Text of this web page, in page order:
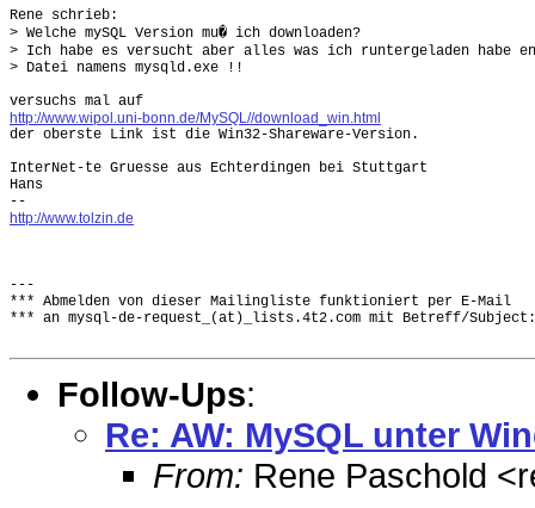
Rene schrieb:
> Welche mySQL Version mu� ich downloaden?
> Ich habe es versucht aber alles was ich runtergeladen habe
> Datei namens mysqld.exe !!
http://www.wipol.uni-bonn.de/MySQL//download_win.html
der oberste Link ist die Win32-Shareware-Version.
InterNet-te Gruesse aus Echterdingen bei Stuttgart
Hans
http://www.tolzin.de
---
*** Abmelden von dieser Mailingliste funktioniert per E-Mail
*** an mysql-de-request_(at)_lists.4t2.com mit Betreff/Subject:
Follow-Ups:
Re: AW: MySQL unter
From: Rene Paschold